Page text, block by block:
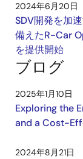
2024年6月20日
SDV開発を加
備えたR-Car
を提供開始
ブログ
2025年1月10日
Exploring the
and a Cost-
2024年8月21日